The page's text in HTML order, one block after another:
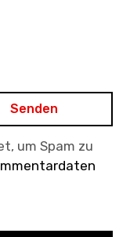
um Spam zu